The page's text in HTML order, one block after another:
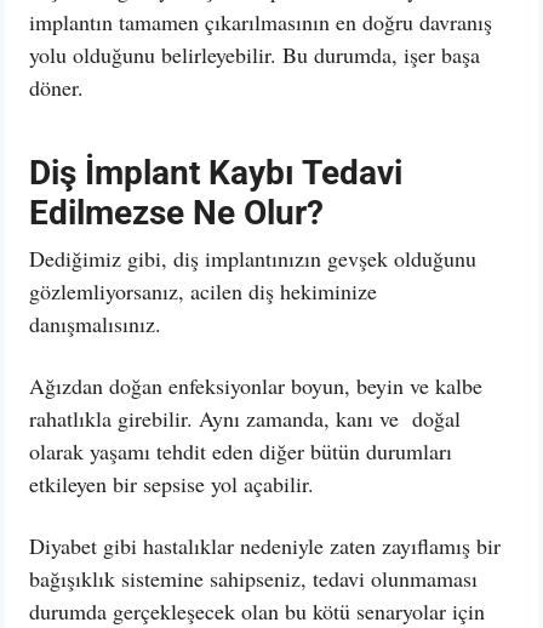
implantın tamamen çıkarılmasının en doğru davranış
yolu olduğunu belirleyebilir. Bu durumda, işer başa
döner.
Diş İmplant Kaybı Tedavi
Edilmezse Ne Olur?
Dediğimiz gibi, diş implantınızın gevşek olduğunu
gözlemliyorsanız, acilen diş hekiminize
danışmalısınız.
Ağızdan doğan enfeksiyonlar boyun, beyin ve kalbe
rahatlıkla girebilir. Aynı zamanda, kanı ve doğal
olarak yaşamı tehdit eden diğer bütün durumları
etkileyen bir sepsise yol açabilir.
Diyabet gibi hastalıklar nedeniyle zaten zayıflamış bir
bağışıklık sistemine sahipseniz, tedavi olunmaması
durumda gerçekleşecek olan bu kötü senaryolar için